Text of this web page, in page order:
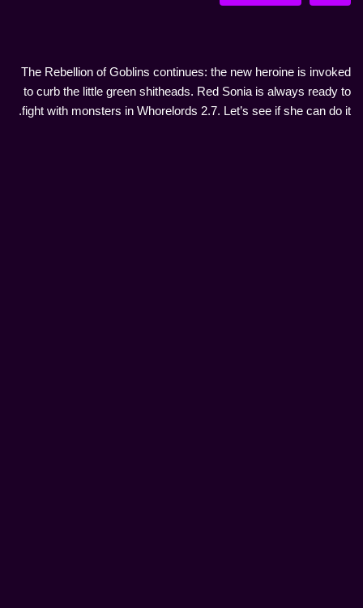
The Rebellion of Goblins continues: the new heroine is invoked
to curb the little green shitheads. Red Sonia is always ready to
fight with monsters in Whorelords 2.7. Let’s see if she can do it.